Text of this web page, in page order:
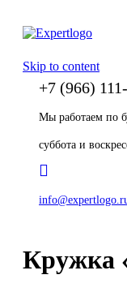
Skip to content
+7 (966)
Мы работаем по
суббота и
Кружка